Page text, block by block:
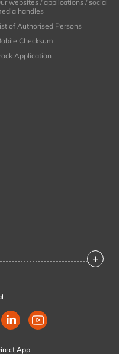
websites / applications / social
handles
of Authorised Persons
Checksum
Application
+
App